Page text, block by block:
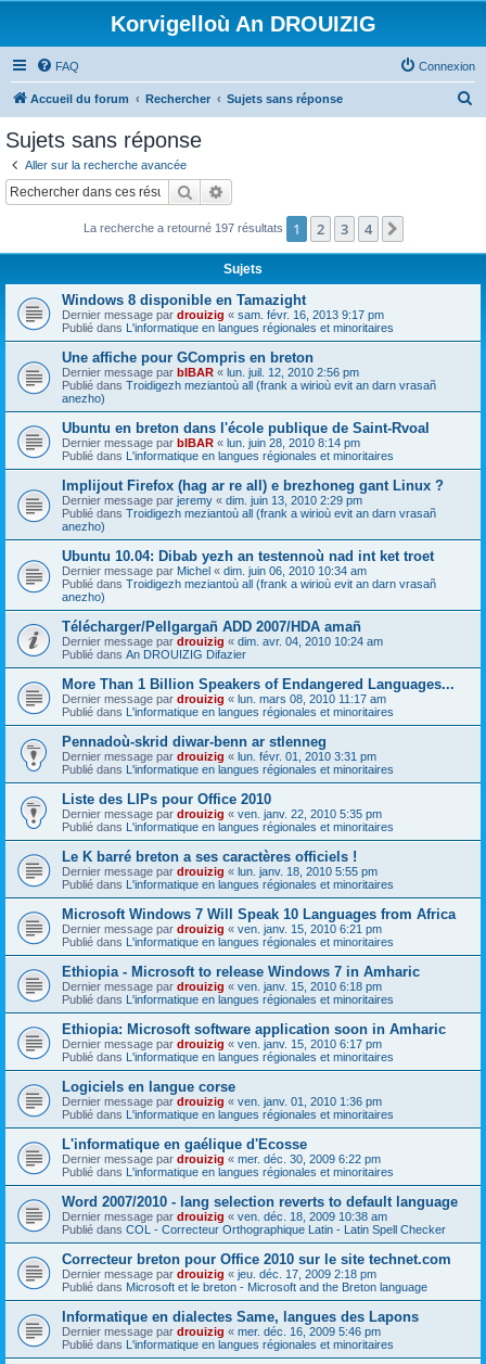
Korvigelloù An DROUIZIG
FAQ Connexion
Accueil du forum Rechercher Sujets sans réponse
c
Sujets sans réponse
Aller sur la recherche avancée
Rechercher
La recherche a retourné 197 résultats 1 2 3 4
Sujets
Windows 8 disponible en Tamazight
Dernier message par drouizig « sam. févr. 16, 2013 9:17 pm
Publié dans L'informatique en langues régionales et minoritaires
Une affiche pour GCompris en breton
Dernier message par bIBAR « lun. juil. 12, 2010 2:56 pm
Publié dans Troidigezh meziantoù all (frank a wirioù evit an darn vrasañ
anezho)
Ubuntu en breton dans l'école publique de Saint-Rvoal
Dernier message par bIBAR « lun. juin 28, 2010 8:14 pm
Publié dans L'informatique en langues régionales et minoritaires
Implijout Firefox (hag ar re all) e brezhoneg gant Linux ?
Dernier message par jeremy « dim. juin 13, 2010 2:29 pm
Publié dans Troidigezh meziantoù all (frank a wirioù evit an darn vrasañ
anezho)
Ubuntu 10.04: Dibab yezh an testennoù nad int ket troet
Dernier message par Michel « dim. juin 06, 2010 10:34 am
Publié dans Troidigezh meziantoù all (frank a wirioù evit an darn vrasañ
anezho)
Télécharger/Pellgargañ ADD 2007/HDA amañ
Dernier message par drouizig « dim. avr. 04, 2010 10:24 am
Publié dans An DROUIZIG Difazier
More Than 1 Billion Speakers of Endangered Languages...
Dernier message par drouizig « lun. mars 08, 2010 11:17 am
Publié dans L'informatique en langues régionales et minoritaires
Pennadoù-skrid diwar-benn ar stlenneg
Dernier message par drouizig « lun. févr. 01, 2010 3:31 pm
Publié dans L'informatique en langues régionales et minoritaires
Liste des LIPs pour Office 2010
Dernier message par drouizig « ven. janv. 22, 2010 5:35 pm
Publié dans L'informatique en langues régionales et minoritaires
Le K barré breton a ses caractères officiels !
Dernier message par drouizig « lun. janv. 18, 2010 5:55 pm
Publié dans L'informatique en langues régionales et minoritaires
Microsoft Windows 7 Will Speak 10 Languages from Africa
Dernier message par drouizig « ven. janv. 15, 2010 6:21 pm
Publié dans L'informatique en langues régionales et minoritaires
Ethiopia - Microsoft to release Windows 7 in Amharic
Dernier message par drouizig « ven. janv. 15, 2010 6:18 pm
Publié dans L'informatique en langues régionales et minoritaires
Ethiopia: Microsoft software application soon in Amharic
Dernier message par drouizig « ven. janv. 15, 2010 6:17 pm
Publié dans L'informatique en langues régionales et minoritaires
Logiciels en langue corse
Dernier message par drouizig « ven. janv. 01, 2010 1:36 pm
Publié dans L'informatique en langues régionales et minoritaires
L'informatique en gaélique d'Ecosse
Dernier message par drouizig « mer. déc. 30, 2009 6:22 pm
Publié dans L'informatique en langues régionales et minoritaires
Word 2007/2010 - lang selection reverts to default language
Dernier message par drouizig « ven. déc. 18, 2009 10:38 am
Publié dans COL - Correcteur Orthographique Latin - Latin Spell Checker
Correcteur breton pour Office 2010 sur le site technet.com
Dernier message par drouizig « jeu. déc. 17, 2009 2:18 pm
Publié dans Microsoft et le breton - Microsoft and the Breton language
Informatique en dialectes Same, langues des Lapons
Dernier message par drouizig « mer. déc. 16, 2009 5:46 pm
Publié dans L'informatique en langues régionales et minoritaires